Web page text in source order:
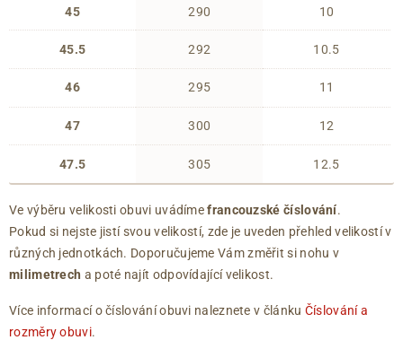
45
45.5
46
47
47.5
290
292
295
300
305
10
10.5
11
12
12.5
Ve výběru velikosti obuvi uvádímefrancouzské číslování.
Pokud si nejste jistí svou velikostí, zde je uveden přehled velikostí v
různých jednotkách. Doporučujeme Vám změřit si nohu v
milimetrech a poté najít odpovídající velikost.
Více informací o číslování obuvi naleznete v článku Číslování a
rozměry obuvi.